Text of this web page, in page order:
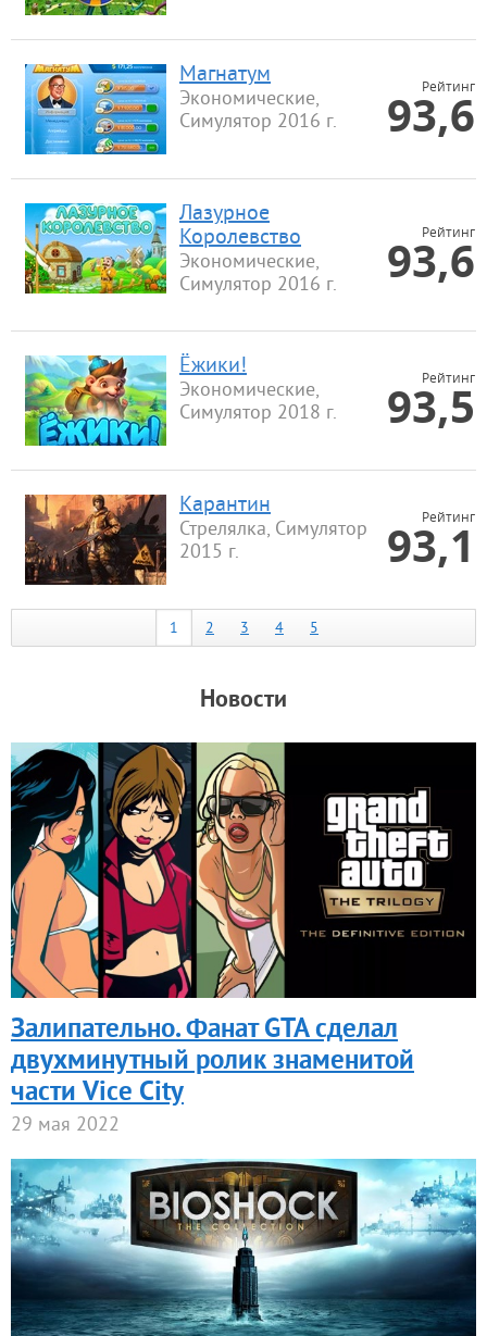
Магнатум
Экономические,
Симулятор 2016 г.
Рейтинг
93,6
Лазурное
Королевство
Экономические,
Симулятор 2016 г.
Рейтинг
93,6
Ёжики!
Экономические,
Симулятор 2018 г.
Рейтинг
93,5
Карантин
Стрелялка, Симулятор
2015 г.
Рейтинг
93,1
1 2 3 4 5
Новости
Залипательно. Фанат GTA сделал
двухминутный ролик знаменитой
части Vice City
29 мая 2022